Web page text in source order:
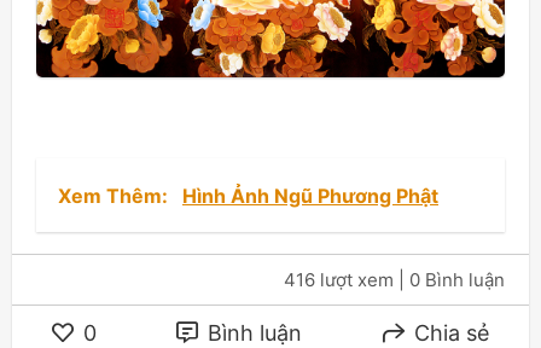
Xem Thêm: Hình Ảnh Ngũ Phương Phật
416 lượt xem | 0 Bình luận
0 Bình luận Chia sẻ